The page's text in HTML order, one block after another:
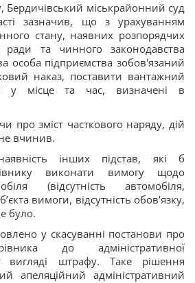
Бердичівський міськрайонний суд
зазначив, що з урахуванням
стану, наявних розпорядчих
ради та чинного законодавства
особа підприємства зобов'язаний
наказ, поставити вантажний
у місце та час, визначені в
про зміст часткового наряду, дій
вчинив.
інших підстав, які б
виконати вимогу щодо
(відсутність автомобіля,
вимоги, відсутність обов’язку,
було.
у скасуванні постанови про
до адміністративної
у вигляді штрафу. Таке рішення
апеляційний адміністративний